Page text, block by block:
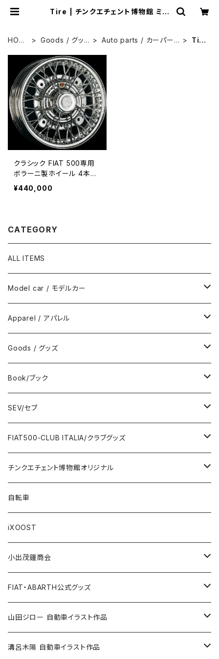
Tire | チンクエチェント博物館 ミュ
HOM
Goods / グッ
Auto parts / カーパー
Tir
クラシック FIAT 500専用
ボラーニ製ホイール 4本セ
ット
¥440,000
CATEGORY
ALL ITEMS
Model car / モデルカー
FIAT
ABARTH
DeAGOSTINI
Giannini
FERRARI
LANCIA
AUTOBIANCHI
Others / その他
Apparel / アパレル
Wear / ウエア
Bag / バッグ
Towel / タオル
Wallet / 財布
Key Case / キーケース
Key Ring / キーリング
Belt / ベルト
Handkerchief / ハンカチ
Cap / キャップ
Others / その他
Accessories / アクセサリー
Goods / グッズ
Sticker / ステッカー
Badge / バッジ
Lunch box / ランチボックス
Flag / フラッグ
Ornament / 置物
Bicycle accessories / 自転車関連
Pen / ペン
Illustration / イラスト
小出茂鐘商会
イラストスタンド
Doll / ドール
Auto parts / カーパーツ
Book/ブック
ABARTH/アバルト
KOIDESHIGEKANESHOUKAI/小出茂鐘商会
FIAT500/フィアット500
FIAT/フィアット
Race/レース
Others / その他
SEV/セブ
Automobile/自動車
Health/健康
FIAT500-CLUB ITALIA/クラブグッズ
Bag/バッグ
Sticker/ステッカー
Emblem/エンブレム
Goods／グッズ
Miniature Car／ミニカー
Wear／ウェア
チンクエチェント博物館オリジナル
Sticker / ステッカー
Bag / バッグ
Tshirt / Tシャツ
Pouch / ポーチ
Steel badge / 缶バッジ
ABARTH CLUB MCRT
自転車
iXOOST
小出茂鐘商会
イラストスタンド
FIAT・ABARTH公式グッズ
Wallet / 財布
Bag / バッグ
山田ジロー 自動車イラスト作品
A3・A2サイズ
溝呂木陽 自動車イラスト作品